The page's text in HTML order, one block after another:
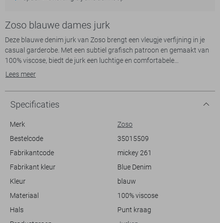
Zoso blauwe dames jurk
Deze blauwe denim jurk van Zoso brengt een vleugje verfijning in je
casual garderobe. Met een subtiel grafisch patroon en gemaakt van
100% viscose, biedt de jurk een luchtige en comfortabele
draagervaring. De regular fit zorgt voor een flatterend silhouet dat
klassieke puntkraag en knoopsluiting voegen een tijdloze charme toe
aan het geheel. De korte mouwen maken het een perfecte keuze voor
warme zomerdagen.
veelzijdig kledingstuk dat zich moeiteloos aanpast aan verschillende
gelegenheden. Of je nu een dagje uitplant of een informele
bijeenkomst hebt, deze jurk biedt een moeiteloze stijl. Combineer hem
accessoires voor een diner in de stad. De jurk is een perfecte balans
Meer informatie:
Lees meer
Specificaties
Merk
Zoso
Bestelcode
35015509
Fabrikantcode
mickey 261
Fabrikant kleur
Blue Denim
Kleur
blauw
Materiaal
100% viscose
Hals
Punt kraag